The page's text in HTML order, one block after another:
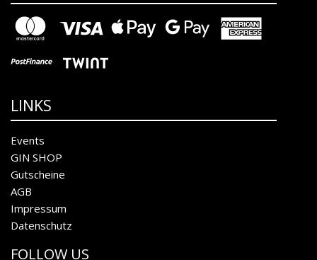
LINKS
Events
GIN SHOP
Gutscheine
AGB
Impressum
Datenschutz
FOLLOW US